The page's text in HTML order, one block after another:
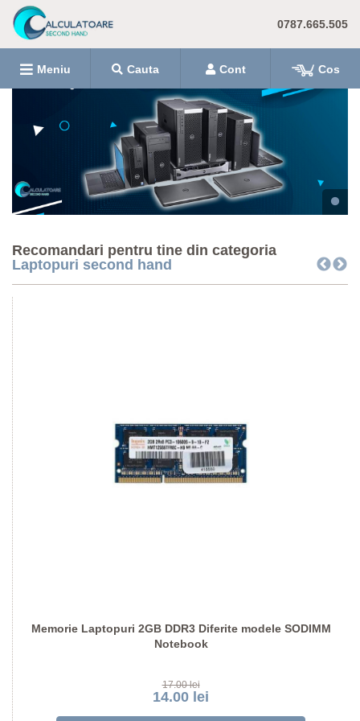
0787.665.505
Meniu Cauta Cont Cos
Recomandari pentru tine din categoria
Laptopuri second hand
Memorie Laptopuri 2GB DDR3 Diferite modele SODIMM
Notebook
17.00 lei
14.00 lei